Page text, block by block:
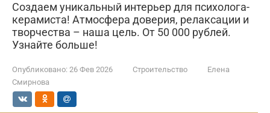
Создаем уникальный интерьер для психолога-
керамиста! Атмосфера доверия, релаксации и
творчества – наша цель. От 50 000 рублей.
Узнайте больше!
Опубликовано: 26 Фев 2026 Строительство
Елена
Смирнова